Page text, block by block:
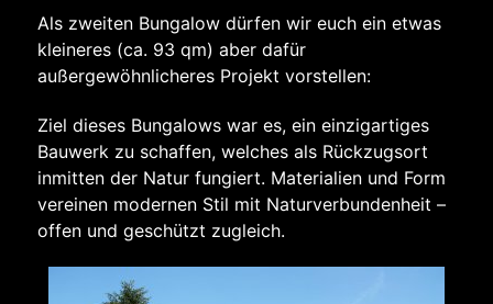
Als zweiten Bungalow dürfen wir euch ein etwas
kleineres (ca. 93 qm) aber dafür
außergewöhnlicheres Projekt vorstellen:
Ziel dieses Bungalows war es, ein einzigartiges
Bauwerk zu schaffen, welches als Rückzugsort
inmitten der Natur fungiert. Materialien und Form
vereinen modernen Stil mit Naturverbundenheit –
offen und geschützt zugleich.